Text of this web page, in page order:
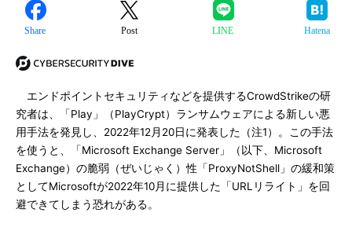
Share Post LINE Hatena
エンドポイントセキュリティなどを提供するCrowdStrikeの研
究者は、「Play」（PlayCrypt）ランサムウェアによる新しい悪
用手法を発見し、2022年12月20日に発表した（注1）。この手法
を使うと、「Microsoft Exchange Server」（以下、Microsoft
Exchange）の脆弱（ぜいじゃく）性「ProxyNotShell」の緩和策
としてMicrosoftが2022年10月に提供した「URLリライト」を回
避できてしまう恐れがある。